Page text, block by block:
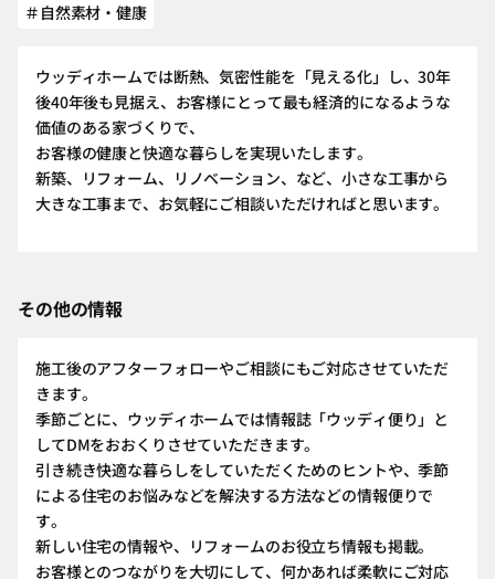
＃自然素材・健康
ウッディホームでは断熱、気密性能を「見える化」し、30年
後40年後も見据え、お客様にとって最も経済的になるような
価値のある家づくりで、
お客様の健康と快適な暮らしを実現いたします。
新築、リフォーム、リノベーション、など、小さな工事から
大きな工事まで、お気軽にご相談いただければと思います。
その他の情報
施工後のアフターフォローやご相談にもご対応させていただ
きます。
季節ごとに、ウッディホームでは情報誌「ウッディ便り」と
してDMをおおくりさせていただきます。
引き続き快適な暮らしをしていただくためのヒントや、季節
による住宅のお悩みなどを解決する方法などの情報便りで
す。
新しい住宅の情報や、リフォームのお役立ち情報も掲載。
お客様とのつながりを大切にして、何かあれば柔軟にご対応